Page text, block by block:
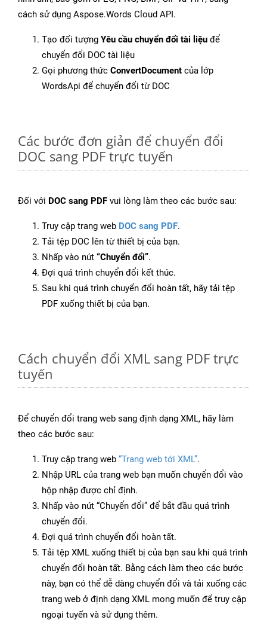
cách sử dụng Aspose.Words Cloud API.
Tạo đối tượng Yêu cầu chuyển đổi tài liệu để
chuyển đổi DOC tài liệu
Gọi phương thức ConvertDocument của lớp
WordsApi để chuyển đổi từ DOC
Các bước đơn giản để chuyển đổi
DOC sang PDF trực tuyến
Đối với DOC sang PDF vui lòng làm theo các bước sau:
Truy cập trang web DOC sang PDF.
Tải tệp DOC lên từ thiết bị của bạn.
Nhấp vào nút “Chuyển đổi”.
Đợi quá trình chuyển đổi kết thúc.
Sau khi quá trình chuyển đổi hoàn tất, hãy tải tệp
PDF xuống thiết bị của bạn.
Cách chuyển đổi XML sang PDF trực
tuyến
Để chuyển đổi trang web sang định dạng XML, hãy làm
theo các bước sau:
Truy cập trang web “Trang web tới XML”.
Nhập URL của trang web bạn muốn chuyển đổi vào
hộp nhập được chỉ định.
Nhấp vào nút “Chuyển đổi” để bắt đầu quá trình
chuyển đổi.
Đợi quá trình chuyển đổi hoàn tất.
Tải tệp XML xuống thiết bị của bạn sau khi quá trình
chuyển đổi hoàn tất. Bằng cách làm theo các bước
này, bạn có thể dễ dàng chuyển đổi và tải xuống các
trang web ở định dạng XML mong muốn để truy cập
ngoại tuyến và sử dụng thêm.